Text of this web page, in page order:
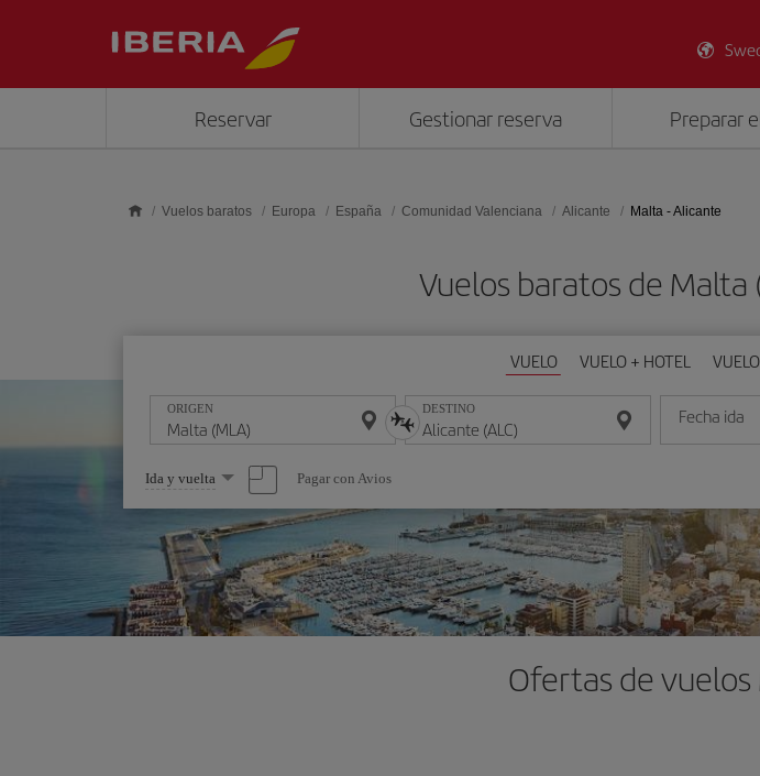
Reservar Gestionar reserva Preparar
Vuelos baratos Europa España Comunidad Valenciana Alicante Malta - Alicante
Vuelos baratos de Malta
VUELO VUELO + HOTEL
ORIGEN DESTINO Fecha ida
Introduce la
Seleccione
una
opción
Ida y vuelta Pagar con Avios
Ofertas de